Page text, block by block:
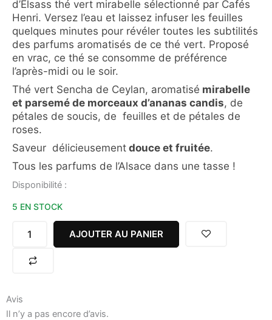
d’Elsass thé vert mirabelle sélectionné par Cafés
Henri. Versez l’eau et laissez infuser les feuilles
quelques minutes pour révéler toutes les subtilités
des parfums aromatisés de ce thé vert. Proposé
en vrac, ce thé se consomme de préférence
l’après-midi ou le soir.
Thé vert Sencha de Ceylan, aromatisé mirabelle
et parsemé de morceaux d’ananas candis, de
pétales de soucis, de feuilles et de pétales de
roses.
Saveur délicieusement douce et fruitée.
Tous les parfums de l’Alsace dans une tasse !
Disponibilité :
5 EN STOCK
quantité
THE
ELSASS
QUETSCHE
MIRABELLE
VRAC
HENRI
AJOUTER AU PANIER
Avis
Il n’y a pas encore d’avis.